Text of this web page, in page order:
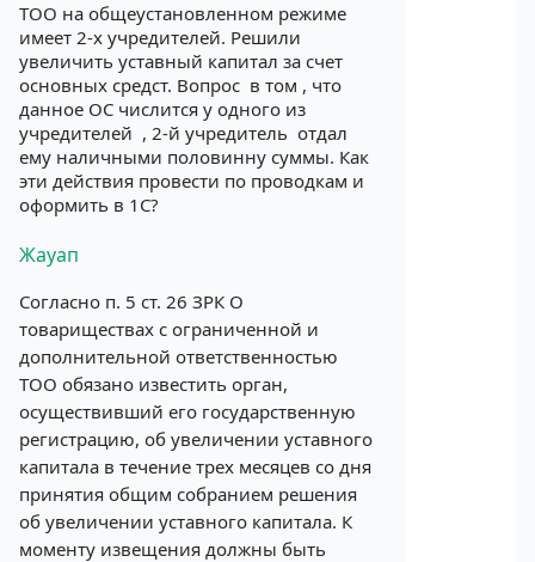
ТОО на общеустановленном режиме
имеет 2-х учредителей. Решили
увеличить уставный капитал за счет
основных средст. Вопрос в том , что
данное ОС числится у одного из
учредителей , 2-й учредитель отдал
ему наличными половинну суммы. Как
эти действия провести по проводкам и
оформить в 1С?
Жауап
Согласно п. 5 ст. 26 ЗРК О
товариществах с ограниченной и
дополнительной ответственностью
ТОО обязано известить орган,
осуществивший его государственную
регистрацию, об увеличении уставного
капитала в течение трех месяцев со дня
принятия общим собранием решения
об увеличении уставного капитала. К
моменту извещения должны быть